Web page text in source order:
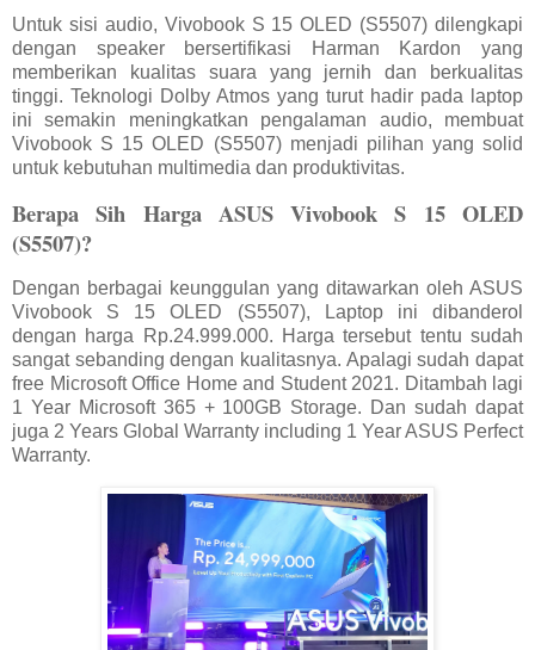
Untuk sisi audio, Vivobook S 15 OLED (S5507) dilengkapi
dengan speaker bersertifikasi Harman Kardon yang
memberikan kualitas suara yang jernih dan berkualitas
tinggi. Teknologi Dolby Atmos yang turut hadir pada laptop
ini semakin meningkatkan pengalaman audio, membuat
Vivobook S 15 OLED (S5507) menjadi pilihan yang solid
untuk kebutuhan multimedia dan produktivitas.
Berapa Sih Harga ASUS Vivobook S 15 OLED
(S5507)?
Dengan berbagai keunggulan yang ditawarkan oleh ASUS
Vivobook S 15 OLED (S5507), Laptop ini dibanderol
dengan harga Rp.24.999.000. Harga tersebut tentu sudah
sangat sebanding dengan kualitasnya. Apalagi sudah dapat
free Microsoft Office Home and Student 2021. Ditambah lagi
1 Year Microsoft 365 + 100GB Storage. Dan sudah dapat
juga 2 Years Global Warranty including 1 Year ASUS Perfect
Warranty.